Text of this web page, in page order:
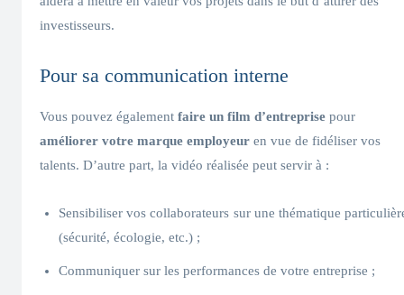
investisseurs.
Pour sa communication interne
Vous pouvez également faire un film d’entreprise pour
améliorer votre marque employeur en vue de fidéliser vos
talents. D’autre part, la vidéo réalisée peut servir à :
Sensibiliser vos collaborateurs sur une thématique
(sécurité, écologie, etc.) ;
Communiquer sur les performances de votre entreprise ;